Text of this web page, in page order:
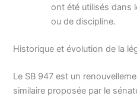
ont été utilisés dans
ou de discipline.
Historique et évolution de la
Le SB 947 est un
similaire proposée par le